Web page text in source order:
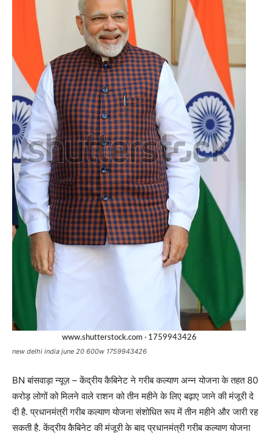
new delhi india june 20 600w 1759943426
BN बांसवाड़ा न्यूज़ – केंद्रीय कैबिनेट ने गरीब कल्याण अन्न योजना के तहत 80
करोड़ लोगों को मिलने वाले राशन को तीन महीने के लिए बढ़ाए जाने की मंजूरी दे
दी है. प्रधानमंत्री गरीब कल्याण योजना संशोधित रूप में तीन महीने और जारी रह
सकती है. केंद्रीय कैबिनेट की मंजूरी के बाद प्रधानमंत्री गरीब कल्याण योजना